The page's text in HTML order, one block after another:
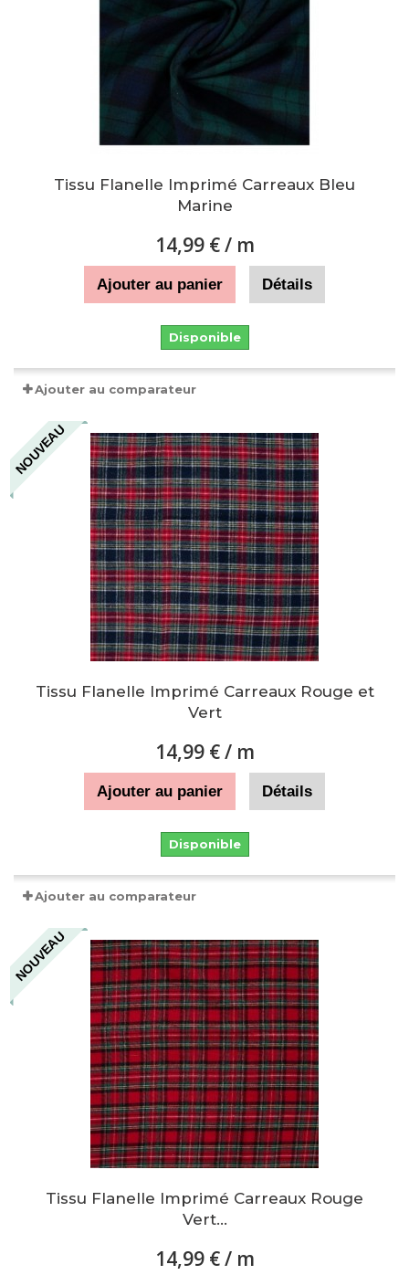
Tissu Flanelle Imprimé Carreaux Bleu
Marine
14,99 €/ m
Ajouter au panier Détails
Disponible
Ajouter au comparateur
NOUVEAU
Tissu Flanelle Imprimé Carreaux Rouge et
Vert
14,99 €/ m
Ajouter au panier Détails
Disponible
Ajouter au comparateur
NOUVEAU
Tissu Flanelle Imprimé Carreaux Rouge
Vert...
14,99 €/ m